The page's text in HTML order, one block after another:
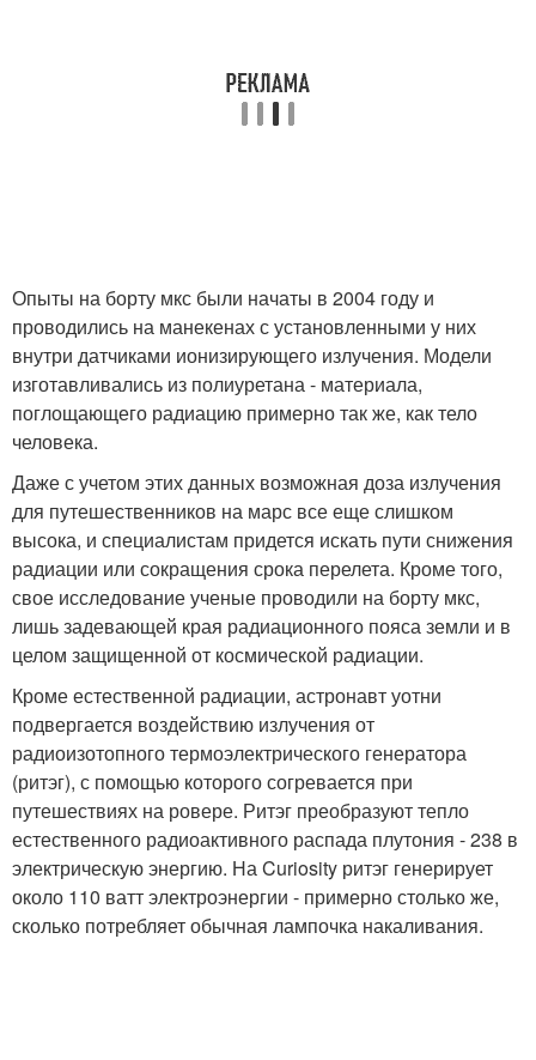
Опыты на борту мкс были начаты в 2004 году и
проводились на манекенах с установленными у них
внутри датчиками ионизирующего излучения. Модели
изготавливались из полиуретана - материала,
поглощающего радиацию примерно так же, как тело
человека.
Даже с учетом этих данных возможная доза излучения
для путешественников на марс все еще слишком
высока, и специалистам придется искать пути снижения
радиации или сокращения срока перелета. Кроме того,
свое исследование ученые проводили на борту мкс,
лишь задевающей края радиационного пояса земли и в
целом защищенной от космической радиации.
Кроме естественной радиации, астронавт уотни
подвергается воздействию излучения от
радиоизотопного термоэлектрического генератора
(ритэг), с помощью которого согревается при
путешествиях на ровере. Ритэг преобразуют тепло
естественного радиоактивного распада плутония - 238 в
электрическую энергию. На Curiosity ритэг генерирует
около 110 ватт электроэнергии - примерно столько же,
сколько потребляет обычная лампочка накаливания.